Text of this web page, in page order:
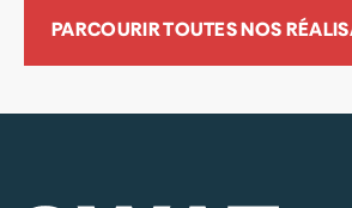
PARCOURIR TOUTES NOS